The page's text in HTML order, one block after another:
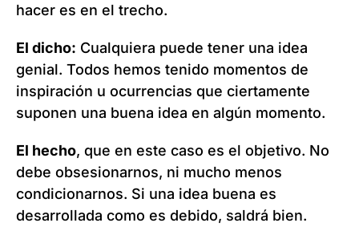
hacer es en el trecho.
El dicho: Cualquiera puede tener una idea
genial. Todos hemos tenido momentos de
inspiración u ocurrencias que ciertamente
suponen una buena idea en algún momento.
El hecho, que en este caso es el objetivo. No
debe obsesionarnos, ni mucho menos
condicionarnos. Si una idea buena es
desarrollada como es debido, saldrá bien.